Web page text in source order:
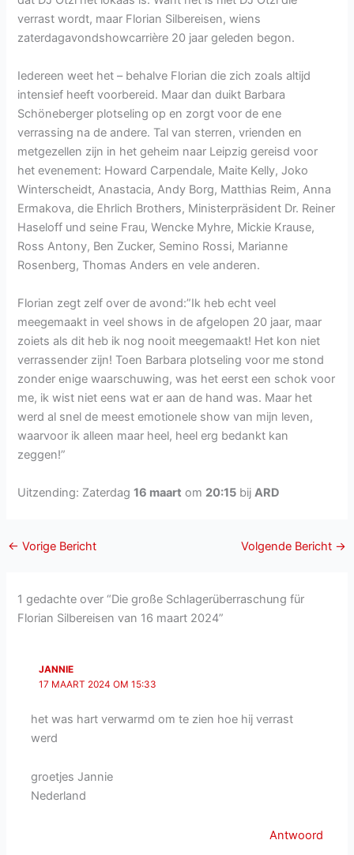
verrast wordt, maar Florian Silbereisen, wiens
zaterdagavondshowcarrière 20 jaar geleden begon.
Iedereen weet het – behalve Florian die zich zoals altijd
intensief heeft voorbereid. Maar dan duikt Barbara
Schöneberger plotseling op en zorgt voor de ene
verrassing na de andere. Tal van sterren, vrienden en
metgezellen zijn in het geheim naar Leipzig gereisd voor
het evenement: Howard Carpendale, Maite Kelly, Joko
Winterscheidt, Anastacia, Andy Borg, Matthias Reim, Anna
Ermakova, die Ehrlich Brothers, Ministerpräsident Dr. Reiner
Haseloff und seine Frau, Wencke Myhre, Mickie Krause,
Ross Antony, Ben Zucker, Semino Rossi, Marianne
Rosenberg, Thomas Anders en vele anderen.
Florian zegt zelf over de avond:”Ik heb echt veel
meegemaakt in veel shows in de afgelopen 20 jaar, maar
zoiets als dit heb ik nog nooit meegemaakt! Het kon niet
verrassender zijn! Toen Barbara plotseling voor me stond
zonder enige waarschuwing, was het eerst een schok voor
me, ik wist niet eens wat er aan de hand was. Maar het
werd al snel de meest emotionele show van mijn leven,
waarvoor ik alleen maar heel, heel erg bedankt kan
zeggen!”
Uitzending: Zaterdag16 maart om 20:15 bijARD
← Vorige Bericht Volgende Bericht →
1 gedachte over “Die große Schlagerüberraschung für
Florian Silbereisen van 16 maart 2024”
JANNIE
17 MAART 2024 OM 15:33
het was hart verwarmd om te zien hoe hij verrast
werd
groetjes Jannie
Nederland
Antwoord